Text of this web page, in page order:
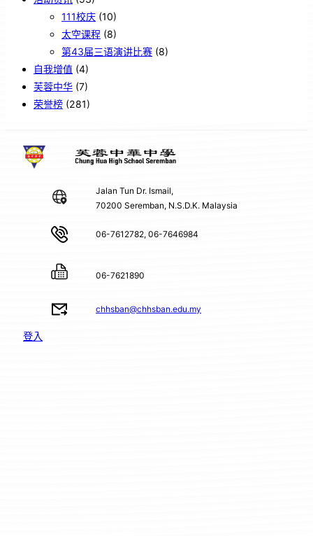
111校庆 (10)
太空课程 (8)
第43届三语演讲比赛 (8)
自我增值 (4)
芙蓉中华 (7)
荣誉榜 (281)
Jalan Tun Dr. Ismail,
70200 Seremban, N.S.D.K. Malaysia
06-7612782, 06-7646984
06-7621890
chhsban@chhsban.edu.my
登入